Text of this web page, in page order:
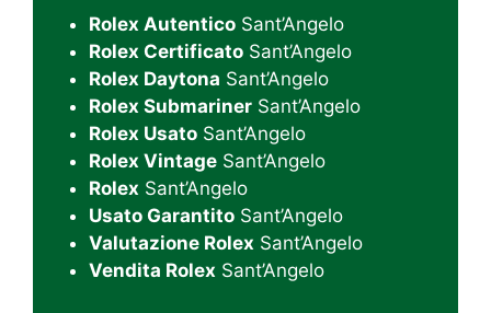
Rolex Autentico Sant’Angelo
Rolex Certificato Sant’Angelo
Rolex Daytona Sant’Angelo
Rolex Submariner Sant’Angelo
Rolex Usato Sant’Angelo
Rolex Vintage Sant’Angelo
Rolex Sant’Angelo
Usato Garantito Sant’Angelo
Valutazione Rolex Sant’Angelo
Vendita Rolex Sant’Angelo